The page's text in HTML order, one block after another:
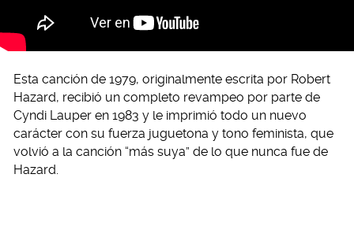
Esta canción de 1979, originalmente escrita por Robert
Hazard, recibió un completo revampeo por parte de
Cyndi Lauper en 1983 y le imprimió todo un nuevo
carácter con su fuerza juguetona y tono feminista, que
volvió a la canción “más suya” de lo que nunca fue de
Hazard.